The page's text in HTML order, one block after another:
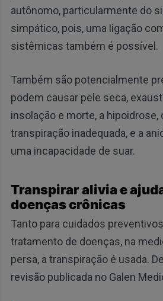
autônomo, particularmente do
simpático, pois, uma ligação
sistêmicas também é possível.
Também são potencialmente
podem causar pele seca,
insolação e morte, a hipoidrose,
transpiração inadequada, e a
uma incapacidade de suar.
Transpirar alivia e
doenças crônicas
Tanto para cuidados
tratamento de doenças, na
persa, a transpiração é usada.
revisão publicada no Galen